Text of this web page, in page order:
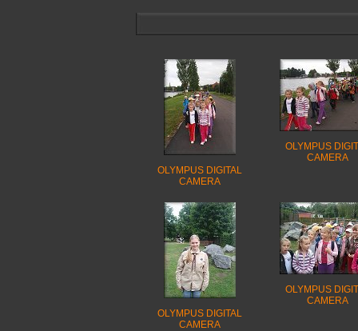
OLYMPUS DIGITAL
CAMERA
OLYMPUS
CAMERA
OLYMPUS DIGITAL
CAMERA
OLYMPUS
CAMERA